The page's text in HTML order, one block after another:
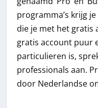
programma’s krijg
die je met het gratis
gratis account puur
particulieren is,
professionals aan.
door Nederlandse